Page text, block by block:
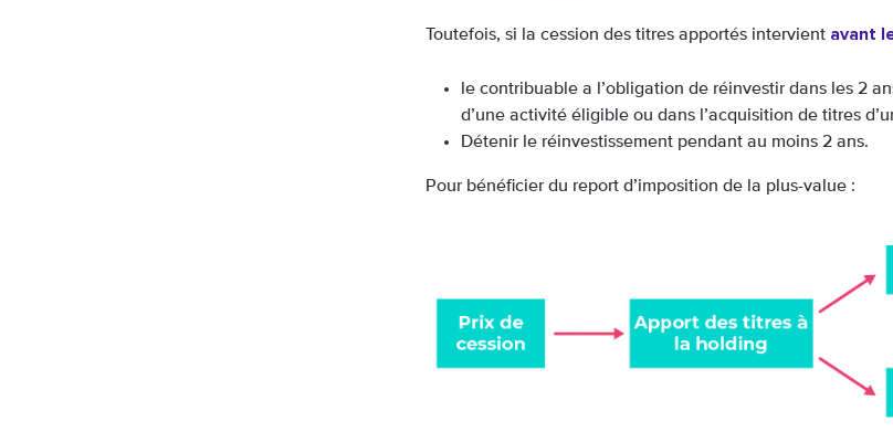
Toutefois, si la cession des titres apportés intervient avant
le contribuable a l’obligation de réinvestir dans les 2
d’une activité éligible ou dans l’acquisition de titres
Détenir le réinvestissement pendant au moins 2 ans.
Pour bénéficier du report d’imposition de la plus-value :